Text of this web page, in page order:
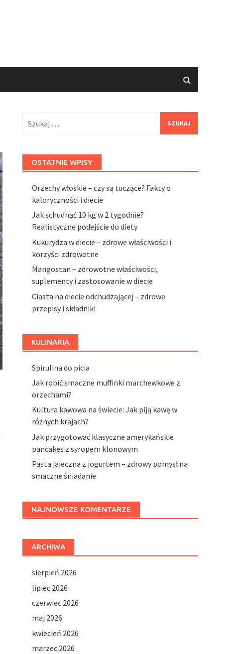
OSTATNIE WPISY
Orzechy włoskie – czy są tuczące? Fakty o
kaloryczności i diecie
Jak schudnąć 10 kg w 2 tygodnie?
Realistyczne podejście do diety
Kukurydza w diecie – zdrowe właściwości i
korzyści zdrowotne
Mangostan – zdrowotne właściwości,
suplementy i zastosowanie w diecie
Ciasta na diecie odchudzającej – zdrowe
przepisy i składniki
KULINARIA
Spirulina do picia
Jak robić smaczne muffinki marchewkowe z
orzechami?
Kultura kawowa na świecie: Jak piją kawę w
różnych krajach?
Jak przygotować klasyczne amerykańskie
pancakes z syropem klonowym
Pasta jajeczna z jogurtem – zdrowy pomysł na
smaczne śniadanie
NAJNOWSZE KOMENTARZE
ARCHIWA
sierpień 2026
lipiec 2026
czerwiec 2026
maj 2026
kwiecień 2026
marzec 2026